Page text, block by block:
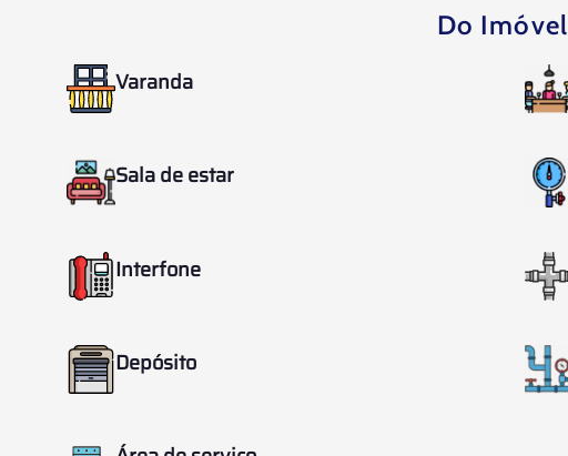
Do Imóvel
Varanda
Sala de estar
Interfone
Depósito